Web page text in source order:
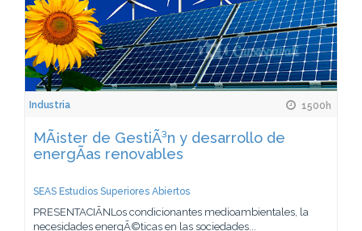
Industria 1500h
MÃ¡ster de GestiÃ³n y desarrollo de
energÃ­as renovables
SEAS Estudios Superiores Abiertos
PRESENTACIÃNLos condicionantes medioambientales, la
necesidades energÃ©ticas en las sociedades...